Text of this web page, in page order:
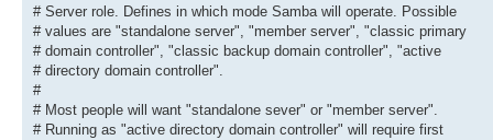
# This boolean controls whether PAM will be used for
# when requested by an SMB client instead of the program
# 'passwd program'. The default is 'no'.
pam password change = yes
# This option controls how unsuccessful authentication
# to anonymous connections
map to guest = bad user
# Server role. Defines in which mode Samba will operate. Possible
# values are "standalone server", "member server", "classic primary
# domain controller", "classic backup domain controller", "active
# directory domain controller".
#
# Most people will want "standalone sever" or "member server".
# Running as "active directory domain controller" will require first